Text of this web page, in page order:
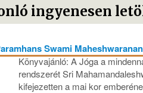
ingyenesen
Swami
Könyvajánló: A Jóga a
rendszerét Sri
kifejezetten a mai kor